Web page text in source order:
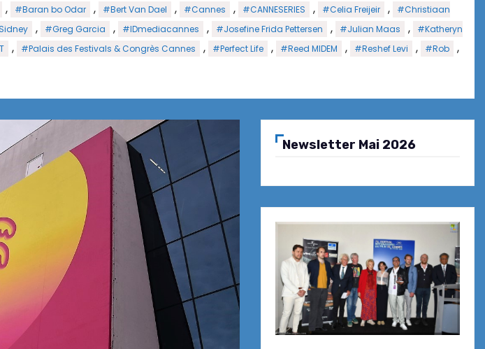
, #Baran bo Odar , #Bert Van Dael , #Cannes , #CANNESERIES , #Celia Freijeir ,
#Christiaan
, #Greg Garcia , #IDmediacannes , #Josefine Frida Pettersen , #Julian Maas ,
#Katheryn
, #Palais des Festivals & Congrès Cannes , #Perfect Life , #Reed MIDEM , #Reshef Levi , #Rob ,
Newsletter Mai 2026